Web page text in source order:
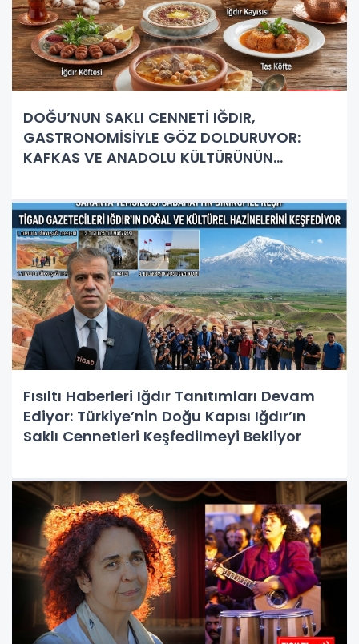
DOĞU’NUN SAKLI CENNETİ IĞDIR,
GASTRONOMİSİYLE GÖZ DOLDURUYOR:
KAFKAS VE ANADOLU KÜLTÜRÜNÜN
Fısıltı Haberleri Iğdır Tanıtımları Devam
Ediyor: Türkiye’nin Doğu Kapısı Iğdır’ın
Saklı Cennetleri Keşfedilmeyi Bekliyor